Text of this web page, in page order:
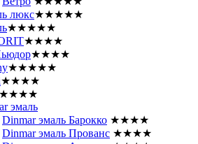
люкс★★★★★
★★★★★
★★★★
★★★★
★★★★★
★★★★
★★★★
эмаль
Dinmar эмаль Барокко ★★★★
Dinmar эмаль Прованс ★★★★